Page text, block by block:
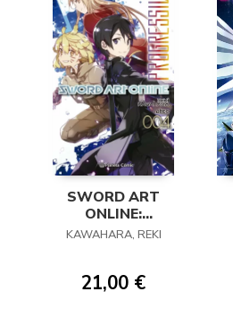
SWORD ART
ONLINE:
PROGRESSIVE 04
KAWAHARA, REKI
21,00 €